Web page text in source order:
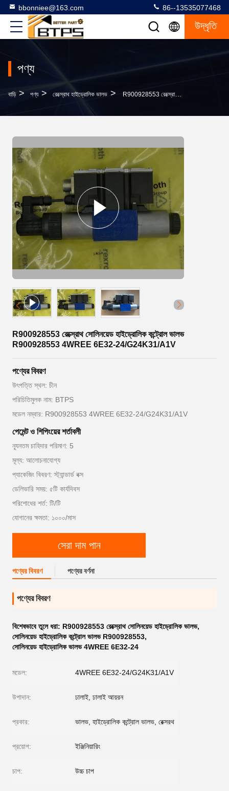
bbonniee@163.com 86--13535077468
উদ্ধৃতি
পণ্য
বাড়ি > পণ্য > রেক্স্রোথ হাইড্রোলিক ভালভ > R900928553 রেক্স্রোথ সোলিনয়েড হাইড্রোলিক কন্ট্রোল ভালভ R900928553 4WREE 6E32-24/G24K31/A1V
R900928553 রেক্স্রোথ সোলিনয়েড হাইড্রোলিক কন্ট্রোল ভালভ
R900928553 4WREE 6E32-24/G24K31/A1V
পণ্যের বিবরণ
উৎপত্তি স্থল: চীন
পরিচিতিমুলক নাম: BTPS
মডেল নম্বার: R900928553 4WREE 6E32-24/G24K31/A1V
পেমেন্ট ও শিপিংয়ের শর্তাবলী
ন্যূনতম চাহিদার পরিমাণ: 5
মূল্য: আলোচনাযোগ্য
প্যাকেজিং বিবরণ: স্ট্যান্ডার্ড বক্স
ডেলিভারি সময়: ৫টি কার্যদিবস
পরিশোধের শর্ত: টি/টি
যোগানের ক্ষমতা: ১০০০/মাস
সেরা দাম পান
পণ্যের বিবরণ পণ্যের বর্ণনা
পণ্যের বিবরণ
বিশেষভাবে তুলে ধরা: R900928553 রেক্স্রোথ সোলিনয়েড হাইড্রোলিক ভালভ,
সোলিনয়েড হাইড্রোলিক কন্ট্রোল ভালভ R900928553,
সোলিনয়েড হাইড্রোলিক ভালভ 4WREE 6E32-24
মডেল: 4WREE 6E32-24/G24K31/A1V
উপাদান: ঢালাই, ঢালাই আয়রন
প্রকার: ভালভ, হাইড্রোলিক কন্ট্রোল ভালভ, রেক্সরথ
প্রয়োগ: ইঞ্জিনিয়ারিং
চাপ: উচ্চ চাপ